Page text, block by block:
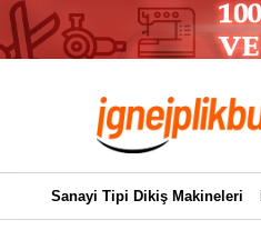
Sanayi Tipi Dikiş Makineleri